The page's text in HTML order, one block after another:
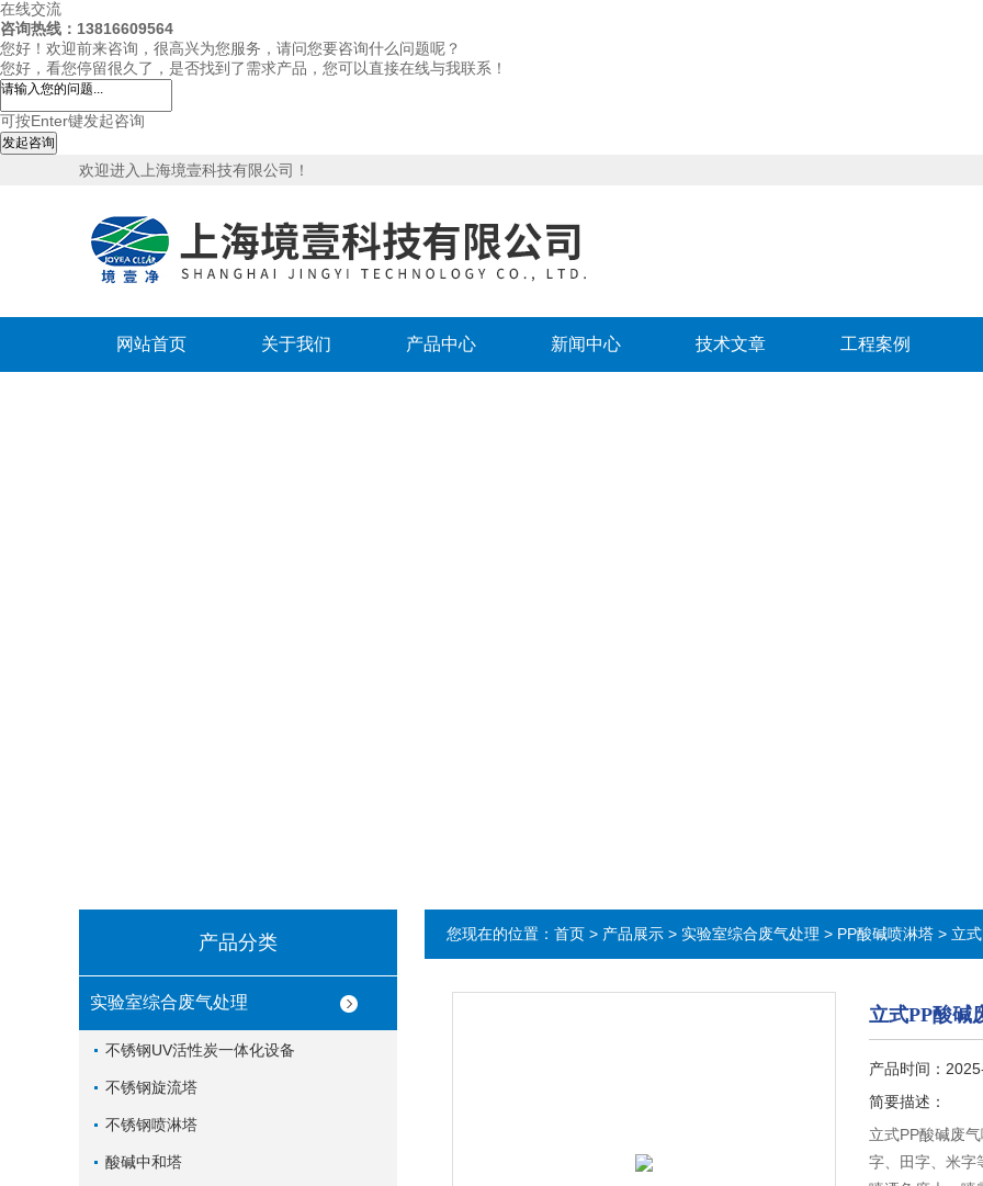
在线交流
咨询热线：13816609564
您好！欢迎前来咨询，很高兴为您服务，请问您要咨询什么问题呢？
您好，看您停留很久了，是否找到了需求产品，您可以直接在线与我联系！
可按Enter键发起咨询
发起咨询
欢迎进入上海境壹科技有限公司！
网站首页 关于我们 产品中心 新闻中心 技术文章 工程案例
产品分类
实验室综合废气处理
不锈钢UV活性炭一体化设备
不锈钢旋流塔
不锈钢喷淋塔
酸碱中和塔
您现在的位置： 首页 > 产品展示 > 实验室综合废气处理 > PP酸碱喷淋塔 > 立
立式PP酸碱
产品时间：
简要描述：
立式PP酸碱废
字、田字、米字